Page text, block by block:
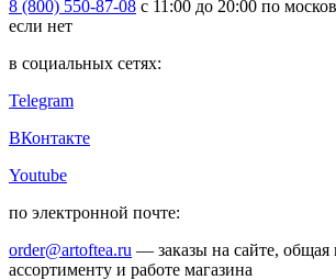
8 (800) 550-87-08 c 11:00 до 20:00 по
если нет
в социальных сетях:
Telegram
ВКонтакте
Youtube
по электронной почте:
order@artoftea.ru — заказы на сайте,
ассортименту и работе магазина